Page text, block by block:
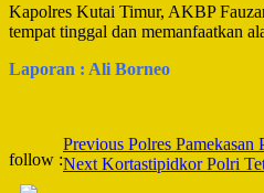
Kapolres Kutai Timur, AKBP
tempat tinggal dan memanfaatkan
Laporan : Ali Borneo
follow :
Post
Navigation
Previous Polres
Next Kortastipidkor Polri